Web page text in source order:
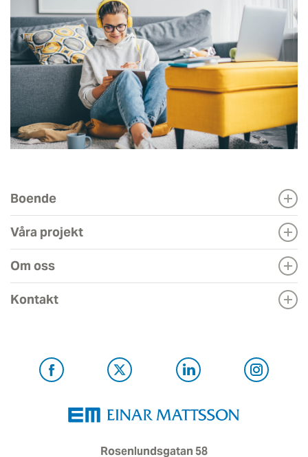
Boende
Våra projekt
Om oss
Kontakt
Rosenlundsgatan 58